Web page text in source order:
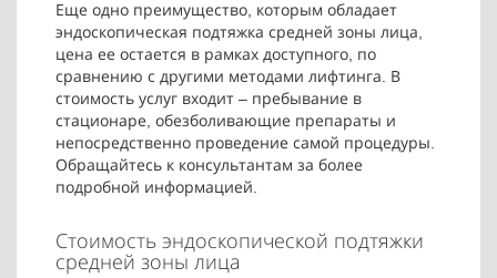
Еще одно преимущество, которым обладает
эндоскопическая подтяжка средней зоны лица,
цена ее остается в рамках доступного, по
сравнению с другими методами лифтинга. В
стоимость услуг входит – пребывание в
стационаре, обезболивающие препараты и
непосредственно проведение самой процедуры.
Обращайтесь к консультантам за более
подробной информацией.
Стоимость эндоскопической подтяжки
средней зоны лица